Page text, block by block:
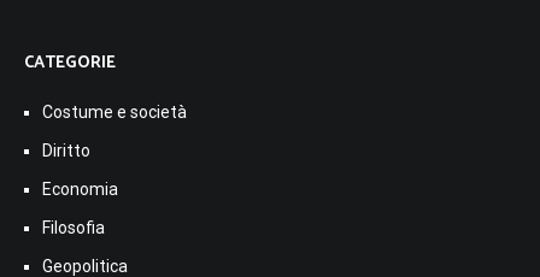
CATEGORIE
Costume e società
Diritto
Economia
Filosofia
Geopolitica